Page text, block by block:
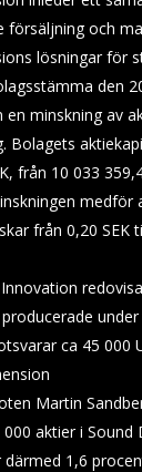
försäljning och
lösningar för
den
en minskning av
Bolagets
från 10 033
medför
från 0,20 SEK
ca 45 000
Martin
aktier i Sound
därmed 1,6